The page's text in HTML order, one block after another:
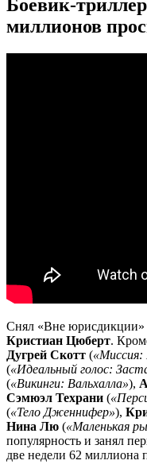
Боевик-
миллионов
Снял «Вне юрисдикции»
Кристиан Цюберт.
Дугрей Скотт («Миссия:
(«Идеальный голос:
(«Викинги: Вальхалла»),
Сэмюэл Техрани (
(«Тело Дженнифер»),
Нина Лю («Маленькая
популярность и занял
две недели 62 миллиона